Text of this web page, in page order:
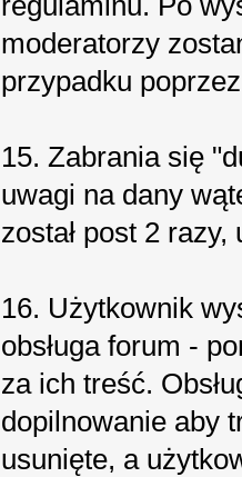
moderatorzy
przypadku
15. Zabrania się
uwagi na dany
został post 2
16. Użytkownik
obsługa forum -
za ich treść.
dopilnowanie aby
usunięte, a